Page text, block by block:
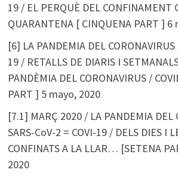
19 / EL PERQUÈ DEL CONFINAMENT
QUARANTENA [ CINQUENA PART ] 6
[6] LA PANDEMIA DEL CORONAVIRUS
19 / RETALLS DE DIARIS I
PANDÈMIA DEL CORONAVIRUS /
PART ] 5 mayo, 2020
[7.1] MARÇ 2020 / LA PANDEMIA DEL
SARS-CoV-2 = COVI-19 / DELS DIES I
CONFINATS A LA LLAR… [SETENA
2020